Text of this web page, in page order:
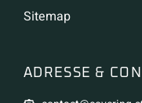
Sitemap
ADRESSE &